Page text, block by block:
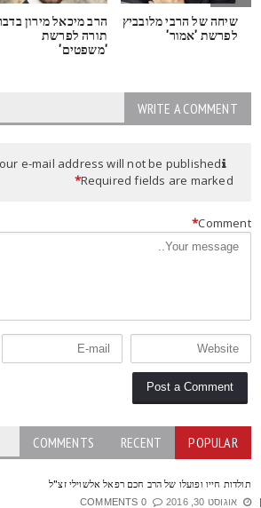
שיחה של הרבי מלובביץ
לפרשת 'אמור'
הרב מיכאל מירון בדברי
תורה לפרשת
'משפטים'
WRITE A COMMENT
Your e-mail address will not be published.
Required fields are marked
*
*
POPULAR
RECENT
COMMENTS
חייו ופועלו של הרב חכם רפאל אלשוילי זצ"ל
אוגוסט 30, 2016 0 COMMENTS